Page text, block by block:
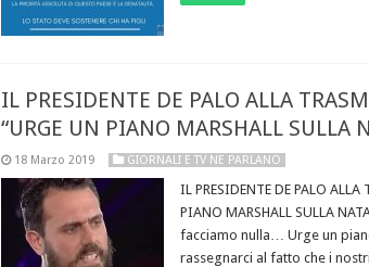
IL PRESIDENTE DE PALO ALLA
“URGE UN PIANO MARSHALL SULLA
18 Marzo 2019 GIORNALI E TV NE PARLANO
IL PRESIDENTE DE PALO
PIANO MARSHALL SULLA
facciamo nulla… Urge un
rassegnarci al fatto che i